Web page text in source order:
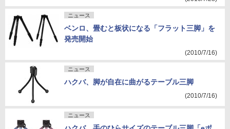
ニュース
ベンロ、畳むと板状になる「フラット三脚」を
発売開始
(2010/7/16)
ニュース
ハクバ、脚が自在に曲がるテーブル三脚
(2010/7/16)
ニュース